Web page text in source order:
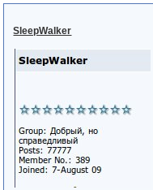
SleepWalker